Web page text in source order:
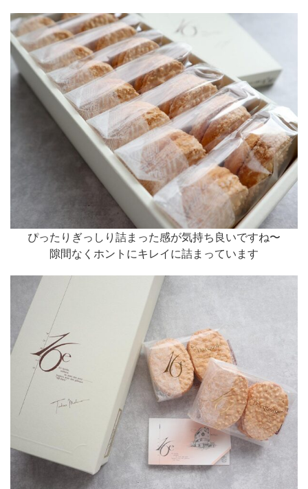
ぴったりぎっしり詰まった感が気持ち良いですね〜
隙間なくホントにキレイに詰まっています